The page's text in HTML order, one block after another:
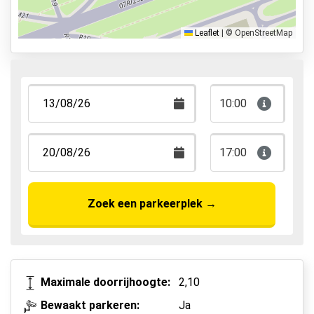
Park & Walk
Park, Sleep & Fly
Leaflet © OpenStreetMap
10:00
17:00
Zoek een parkeerplek→
Maximale doorrijhoogte:
2,10
Bewaakt parkeren:
Ja